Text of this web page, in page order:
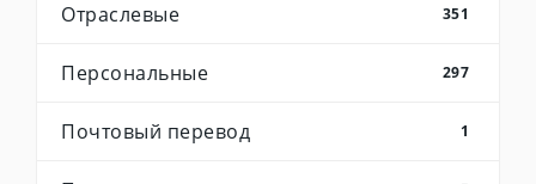
Отраслевые 351
Персональные 297
Почтовый перевод 1